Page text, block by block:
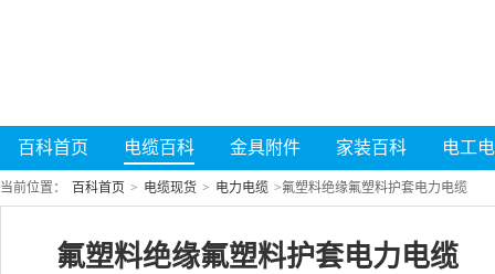
百科首页 电缆百科 金具附件 家装百科 电工
当前位置： 百科首页 > 电缆现货 > 电力电缆 >氟塑料绝缘氟塑料护套电力电缆
氟塑料绝缘氟塑料护套电力电缆